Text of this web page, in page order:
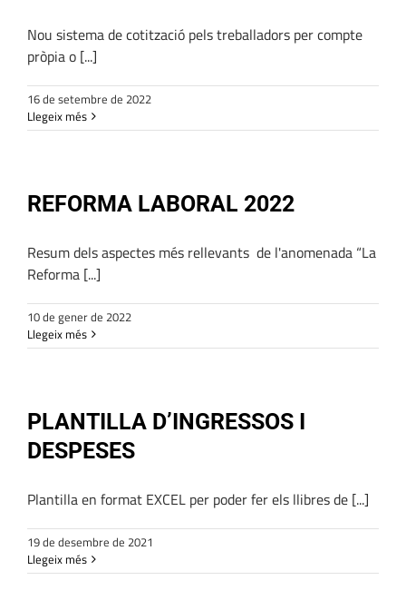
Nou sistema de cotització pels treballadors per compte
pròpia o [...]
16 de setembre de 2022
Llegeix més
REFORMA LABORAL 2022
Resum dels aspectes més rellevants de l'anomenada “La
Reforma [...]
10 de gener de 2022
Llegeix més
PLANTILLA D’INGRESSOS I
DESPESES
Plantilla en format EXCEL per poder fer els llibres de [...]
19 de desembre de 2021
Llegeix més